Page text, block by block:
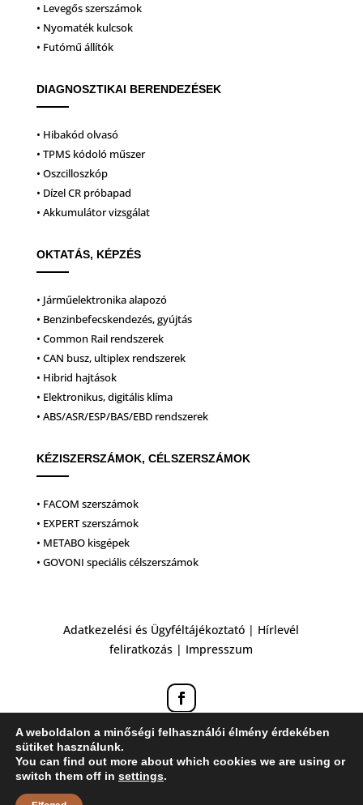
• Levegős szerszámok
• Nyomaték kulcsok
• Futómű állítók
DIAGNOSZTIKAI BERENDEZÉSEK
• Hibakód olvasó
• TPMS kódoló műszer
• Oszcilloszkóp
• Dízel CR próbapad
• Akkumulátor vizsgálat
OKTATÁS, KÉPZÉS
• Járműelektronika alapozó
• Benzinbefecskendezés, gyújtás
• Common Rail rendszerek
• CAN busz, ultiplex rendszerek
• Hibrid hajtások
• Elektronikus, digitális klíma
• ABS/ASR/ESP/BAS/EBD rendszerek
KÉZISZERSZÁMOK, CÉLSZERSZÁMOK
• FACOM szerszámok
• EXPERT szerszámok
• METABO kisgépek
• GOVONI speciális célszerszámok
Adatkezelési és Ügyféltájékoztató | Hírlevél
feliratkozás | Impresszum
A weboldalon a minőségi felhasználói élmény érdekében
sütiket használunk.
You can find out more about which cookies we are using or
switch them off in settings.